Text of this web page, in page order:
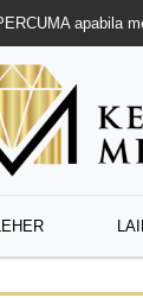
apabila